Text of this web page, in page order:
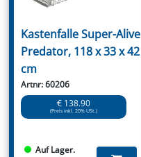
Kastenfalle Super-Alive
Predator, 118 x 33 x 42
cm
Artnr: 60206
€ 138.90
(Preis inkl. 20% USt.)
Auf Lager.